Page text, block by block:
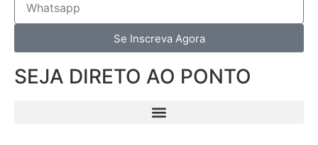
Se Inscreva Agora
SEJA DIRETO AO PONTO